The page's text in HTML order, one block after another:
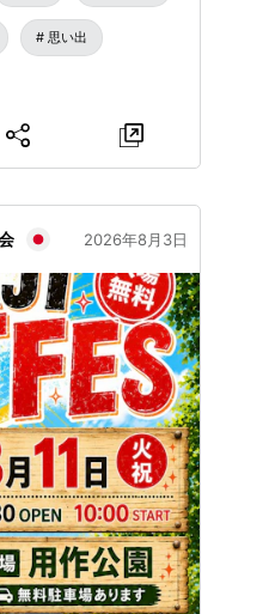
ティバル組織委員会
!!
思い出
2026年8月3日